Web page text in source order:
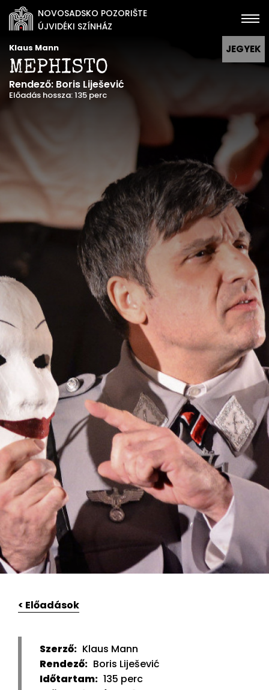
NOVOSADSKO POZORIŠTE
ÚJVIDÉKI SZÍNHÁZ
JEGYEK
Klaus Mann
MEPHISTO
Rendező: Boris Liješević
Előadás hossza: 135 perc
< Előadások
Szerző: Klaus Mann
Rendező: Boris Liješević
Időtartam: 135 perc